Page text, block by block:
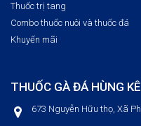
Thuốc trị tang
Combo thuốc nuôi và thuốc đá
Khuyến mãi
THUỐC GÀ ĐÁ HÙNG KÊ
673 Nguyễn Hữu thọ, Xã